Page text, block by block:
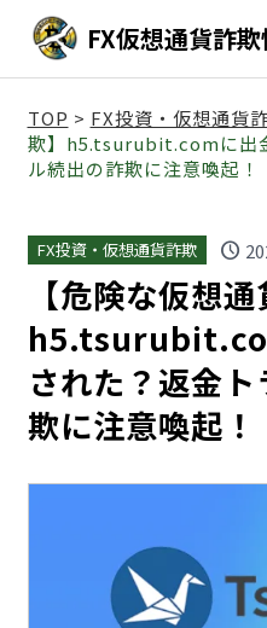
FX仮想通貨詐
TOP > FX投資・仮想通貨
欺】h5.tsurubit.comに出
ル続出の詐欺に注意喚起！
FX投資・仮想通貨詐欺 schedule
【危険な仮想通
された？返金
欺に注意喚起！